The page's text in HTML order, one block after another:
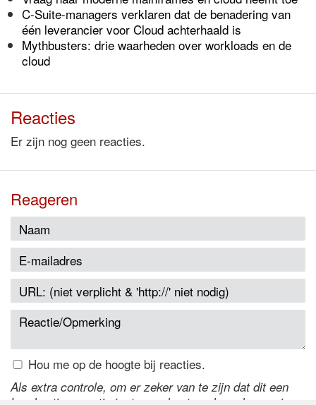
C-Suite-managers verklaren dat de benadering van
één leverancier voor Cloud achterhaald is
Mythbusters: drie waarheden over workloads en de
cloud
Reacties
Er zijn nog geen reacties.
Reageren
Hou me op de hoogte bij reacties.
Als extra controle, om er zeker van te zijn dat dit een